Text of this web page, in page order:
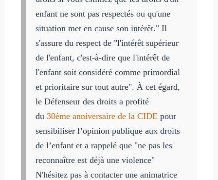
enfant ne sont pas respectés ou qu'une
situation met en cause son intérêt." Il
s'assure du respect de "l'intérêt supérieur
de l'enfant, c'est-à-dire que l'intérêt de
l'enfant soit considéré comme primordial
et prioritaire sur tout autre". À cet égard,
le Défenseur des droits a profité
du 30ème anniversaire de la CIDE pour
sensibiliser l’opinion publique aux droits
de l’enfant et a rappelé que "ne pas les
reconnaître est déjà une violence"
N'hésitez pas à contacter une animatrice